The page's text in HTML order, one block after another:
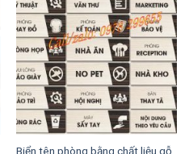
Biển tên phòng bằng chất liệu gỗ